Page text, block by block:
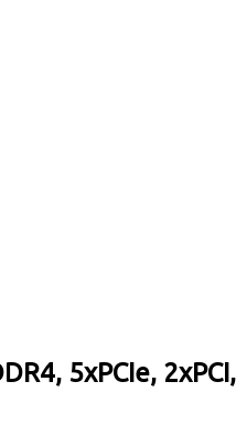
5xPCIe,